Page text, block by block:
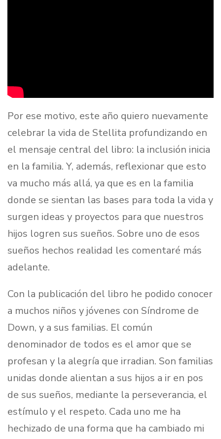
Por ese motivo, este año quiero nuevamente
celebrar la vida de Stellita profundizando en
el mensaje central del libro: la inclusión inicia
en la familia. Y, además, reflexionar que esto
va mucho más allá, ya que es en la familia
donde se sientan las bases para toda la vida y
surgen ideas y proyectos para que nuestros
hijos logren sus sueños. Sobre uno de esos
sueños hechos realidad les comentaré más
adelante.
Con la publicación del libro he podido conocer
a muchos niños y jóvenes con Síndrome de
Down, y a sus familias. El común
denominador de todos es el amor que se
profesan y la alegría que irradian. Son familias
unidas donde alientan a sus hijos a ir en pos
de sus sueños, mediante la perseverancia, el
estímulo y el respeto. Cada uno me ha
hechizado de una forma que ha cambiado mi